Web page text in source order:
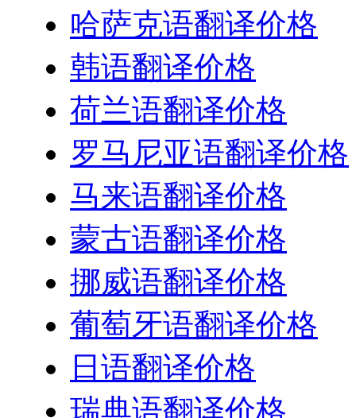
哈萨克语翻译价格
韩语翻译价格
荷兰语翻译价格
罗马尼亚语翻译价格
马来语翻译价格
蒙古语翻译价格
挪威语翻译价格
葡萄牙语翻译价格
日语翻译价格
瑞典语翻译价格